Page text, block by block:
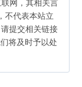
联网，其相关言
不代表本站立
提交相关链接
将及时予以处